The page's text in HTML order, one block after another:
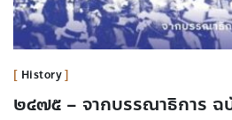
History
๒๔๗๕ – จากบรรณาธิการ ฉ